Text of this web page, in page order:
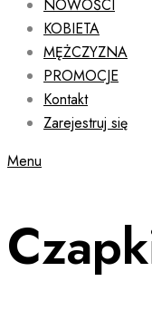
NOWOŚCI
KOBIETA
MĘŻCZYZNA
PROMOCJE
Kontakt
Zarejestruj się
Menu